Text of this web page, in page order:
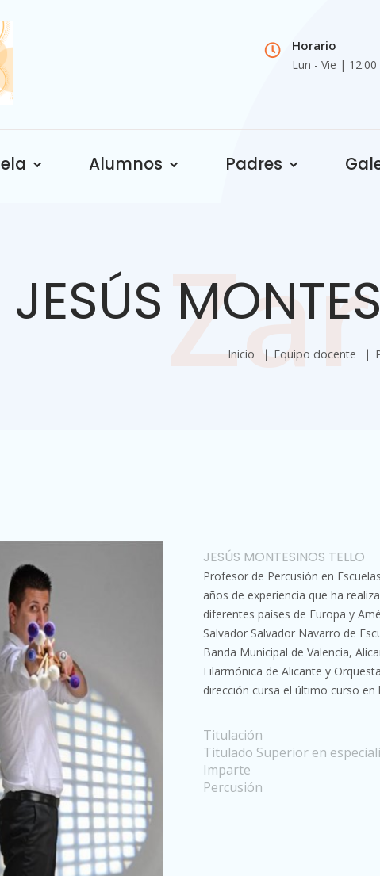
Horario
Lun - Vie | 12:00
Alumnos Padres
JESÚS
Inicio Equipo docente
JESÚS MONTESINOS TELLO
Profesor de Percusión en
años de experiencia que ha
diferentes países de Europa y
Salvador Salvador Navarro de
Banda Municipal de Valencia,
Filarmónica de Alicante y
dirección cursa el último curso en
Titulación
Titulado Superior en
Imparte
Percusión